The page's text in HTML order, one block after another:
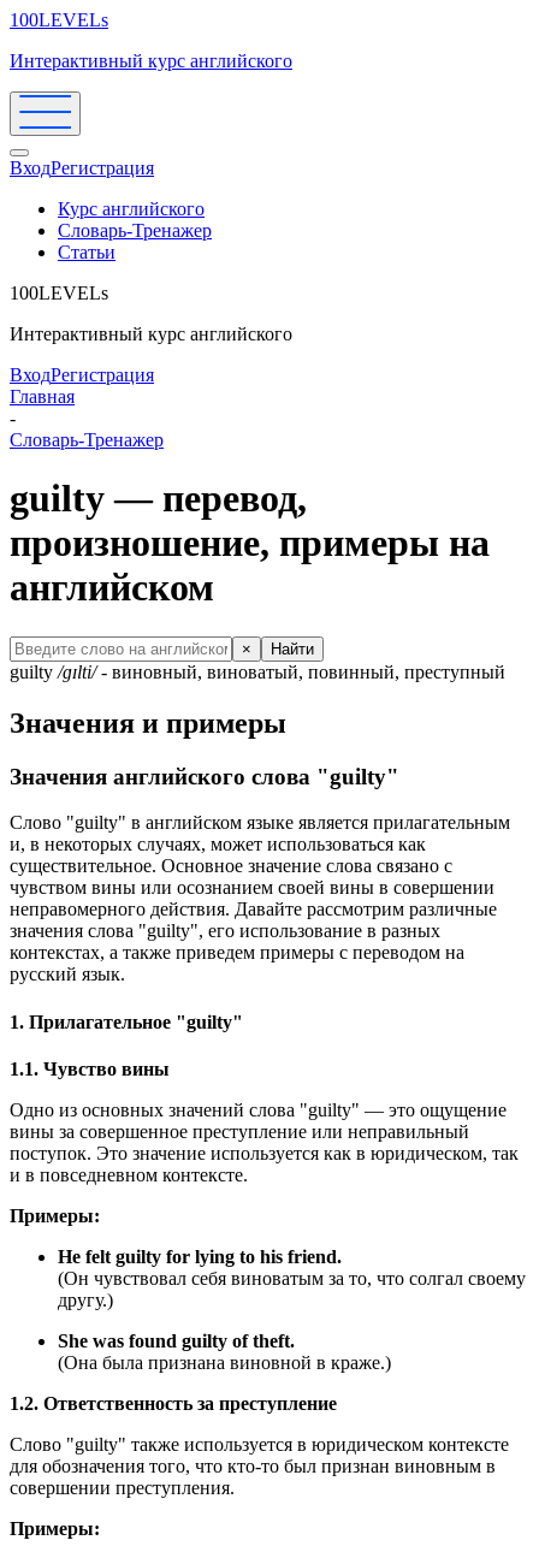
100LEVELs
Интерактивный курс английского
ВходРегистрация
Курс английского
Словарь-Тренажер
Статьи
100LEVELs
Интерактивный курс английского
ВходРегистрация
Главная
-
Словарь-Тренажер
guilty — перевод,
произношение, примеры на
английском
× Найти
guilty /ɡɪlti/- виновный, виноватый, повинный, преступный
Значения и примеры
Значения английского слова "guilty"
Слово "guilty" в английском языке является прилагательным
и, в некоторых случаях, может использоваться как
существительное. Основное значение слова связано с
чувством вины или осознанием своей вины в совершении
неправомерного действия. Давайте рассмотрим различные
значения слова "guilty", его использование в разных
контекстах, а также приведем примеры с переводом на
русский язык.
1. Прилагательное "guilty"
1.1. Чувство вины
Одно из основных значений слова "guilty" — это ощущение
вины за совершенное преступление или неправильный
поступок. Это значение используется как в юридическом, так
и в повседневном контексте.
Примеры:
He felt guilty for lying to his friend.
(Он чувствовал себя виноватым за то, что солгал своему
другу.)
She was found guilty of theft.
(Она была признана виновной в краже.)
1.2. Ответственность за преступление
Слово "guilty" также используется в юридическом контексте
для обозначения того, что кто-то был признан виновным в
совершении преступления.
Примеры: